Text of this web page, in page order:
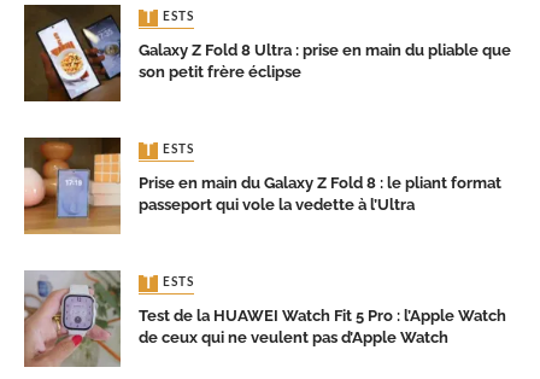
TESTS
Galaxy Z Fold 8 Ultra : prise en main du pliable que
son petit frère éclipse
TESTS
Prise en main du Galaxy Z Fold 8 : le pliant format
passeport qui vole la vedette à l’Ultra
TESTS
Test de la HUAWEI Watch Fit 5 Pro : l’Apple Watch
de ceux qui ne veulent pas d’Apple Watch